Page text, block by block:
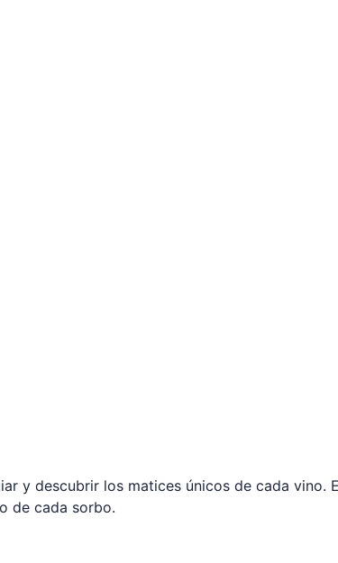
y descubrir los matices únicos de cada vino.
de cada sorbo.